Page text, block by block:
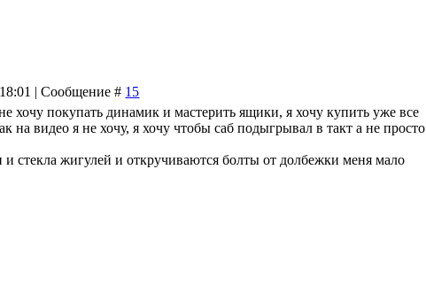
| Сообщение # 15
хочу покупать динамик и мастерить ящики, я хочу купить уже все
на видео я не хочу, я хочу чтобы саб подыгрывал в такт а не просто
и стекла жигулей и откручиваются болты от долбежки меня мало